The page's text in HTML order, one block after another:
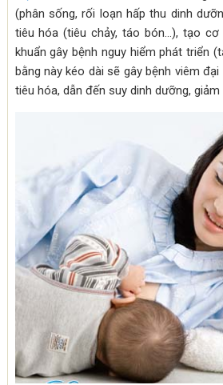
(phân sống, rối loạn hấp thu dinh
tiêu hóa (tiêu chảy, táo bón…), tạo
khuẩn gây bệnh nguy hiểm phát triển
bằng này kéo dài sẽ gây bệnh viêm
tiêu hóa, dẫn đến suy dinh dưỡng,